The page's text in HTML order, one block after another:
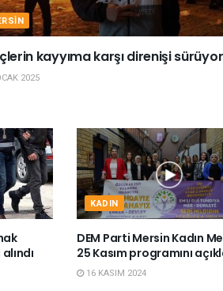
kayyıma karşı direnişi sürüyor
2025
KADIN
DEM Parti Mersin Kadın
25 Kasım programını
16 KASIM 2024